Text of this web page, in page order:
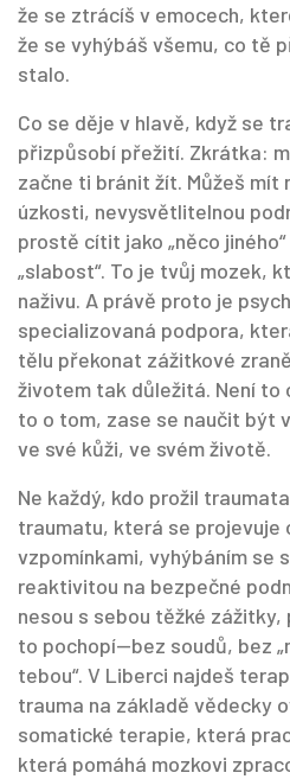
že se ztrácíš v emocech,
že se vyhýbáš všemu, co tě
stalo.
Co se děje v hlavě, když se
přizpůsobí přežití. Zkrátka:
začne ti bránit žít. Můžeš mít
úzkosti, nevysvětlitelnou
prostě cítit jako „něco
„slabost“. To je tvůj mozek,
naživu. A právě proto je
specializovaná podpora,
tělu překonat zážitkové
životem tak důležitá. Není to
to o tom, zase se naučit být
ve své kůži, ve svém životě.
Ne každý, kdo prožil
traumatu, která se projevuje
vzpomínkami, vyhýbáním se
reaktivitou na bezpečné
nesou s sebou těžké
to pochopí—bez soudů, bez
tebou“. V Liberci najdeš
trauma na základě vědecky
somatické terapie, která
která pomáhá mozkovi